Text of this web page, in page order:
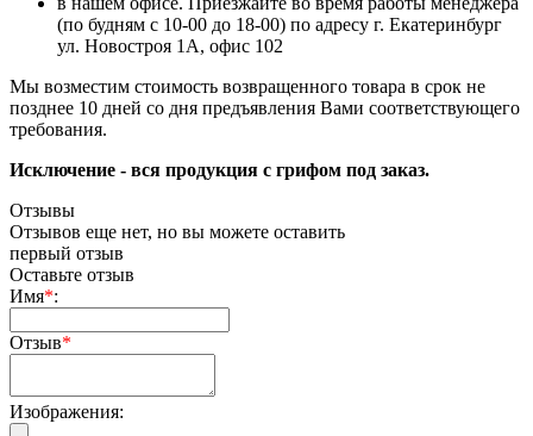
(по будням с 10-00 до 18-00) по адресу г. Екатеринбург
ул. Новостроя 1А, офис 102
Мы возместим стоимость возвращенного товара в срок не
позднее 10 дней со дня предъявления Вами соответствующего
требования.
Исключение - вся продукция с грифом под заказ.
Отзывы
Отзывов еще нет, но вы можете оставить
первый отзыв
Оставьте отзыв
Имя*:
Отзыв*
Изображения: